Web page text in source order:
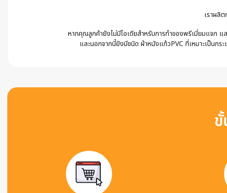
เราผลิต
หากคุณลูกค้ายังไม่มีไอเดียสำหรับการทำของพรีเมี่ยมแจก แ
และนอกจากนี้ยังมีชนิด ผ้าหนังแก้วPVC ที่เหมาะเป็นก